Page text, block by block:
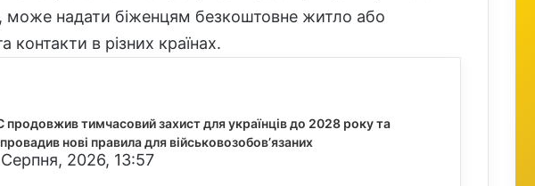
може надати біженцям безкоштовне житло або
в різних країнах.
продовжив тимчасовий захист для українців до 2028 року та
нові правила для військовозобов’язаних
2026, 13:57